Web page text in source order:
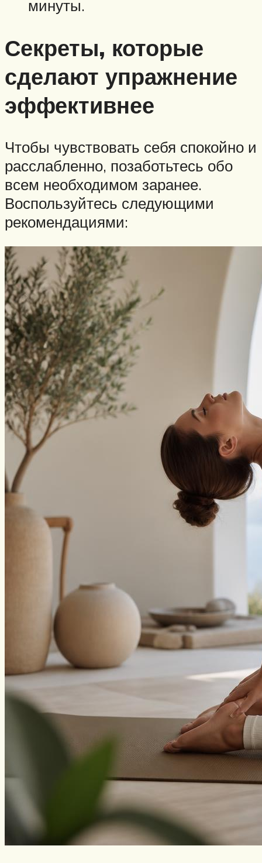
минуты.
Секреты, которые
сделают упражнение
эффективнее
Чтобы чувствовать себя спокойно и
расслабленно, позаботьтесь обо
всем необходимом заранее.
Воспользуйтесь следующими
рекомендациями: